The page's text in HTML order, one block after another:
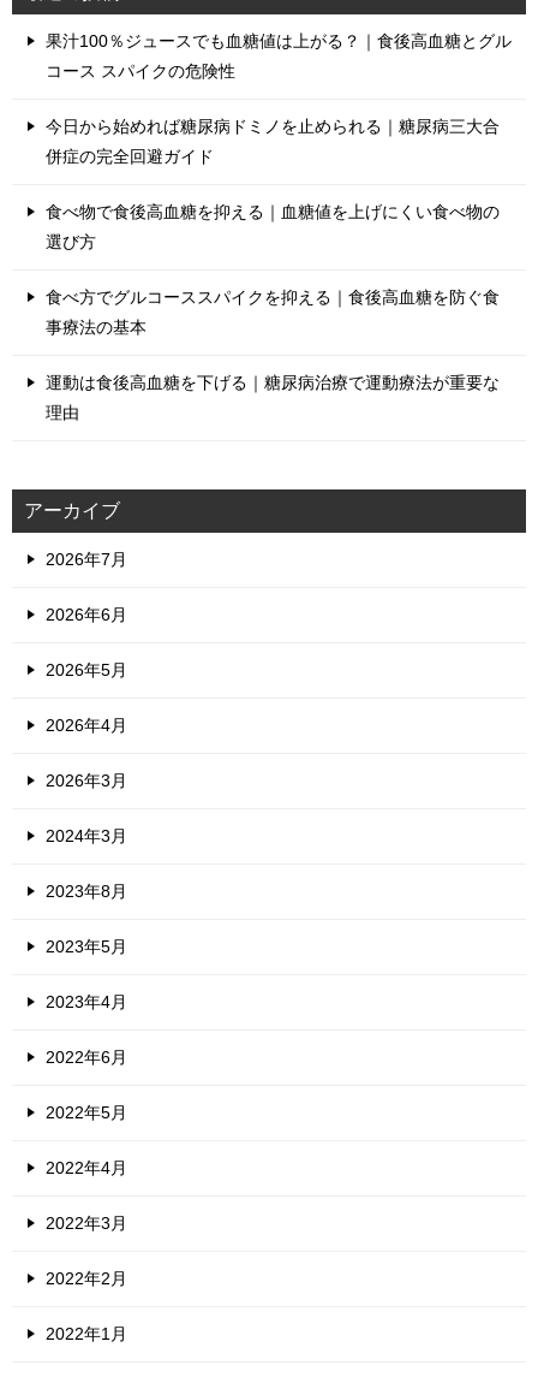
果汁100％ジュースでも血糖値は上がる？｜食後高血糖とグル
コース スパイクの危険性
今日から始めれば糖尿病ドミノを止められる｜糖尿病三大合
併症の完全回避ガイド
食べ物で食後高血糖を抑える｜血糖値を上げにくい食べ物の
選び方
食べ方でグルコーススパイクを抑える｜食後高血糖を防ぐ食
事療法の基本
運動は食後高血糖を下げる｜糖尿病治療で運動療法が重要な
理由
アーカイブ
2026年7月
2026年6月
2026年5月
2026年4月
2026年3月
2024年3月
2023年8月
2023年5月
2023年4月
2022年6月
2022年5月
2022年4月
2022年3月
2022年2月
2022年1月